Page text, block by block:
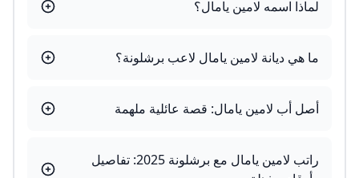
لماذا اسمه لامين يامال؟
ما هي ديانة لامين يامال لاعب برشلونة؟
أصل أب لامين يامال: قصة عائلية ملهمة
راتب لامين يامال مع برشلونة 2025: تفاصيل